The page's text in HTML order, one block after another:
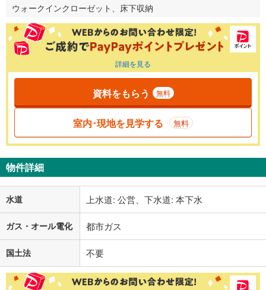
ウォークインクローゼット、床下収納
詳細を見る
資料をもらう 無料
室内･現地を見学する 無料
物件詳細
水道 上水道: 公営、下水道: 本下水
ガス・オール電化 都市ガス
国土法 不要